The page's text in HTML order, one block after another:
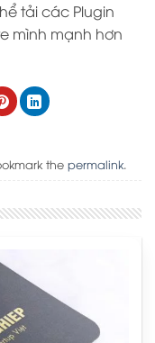
tải các Plugin
mình mạnh hơn
the permalink.